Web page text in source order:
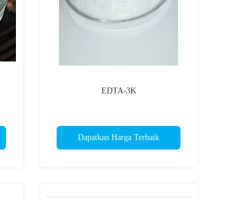
EDTA-3K
Dapatkan Harga Terbaik